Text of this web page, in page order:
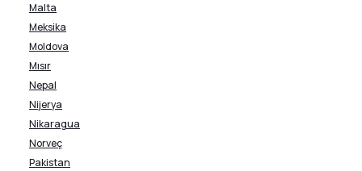
Malta
Meksika
Moldova
Mısır
Nepal
Nijerya
Nikaragua
Norveç
Pakistan